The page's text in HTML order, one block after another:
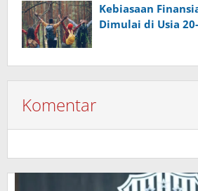
Kebiasaan
Dimulai di Usia
Komentar